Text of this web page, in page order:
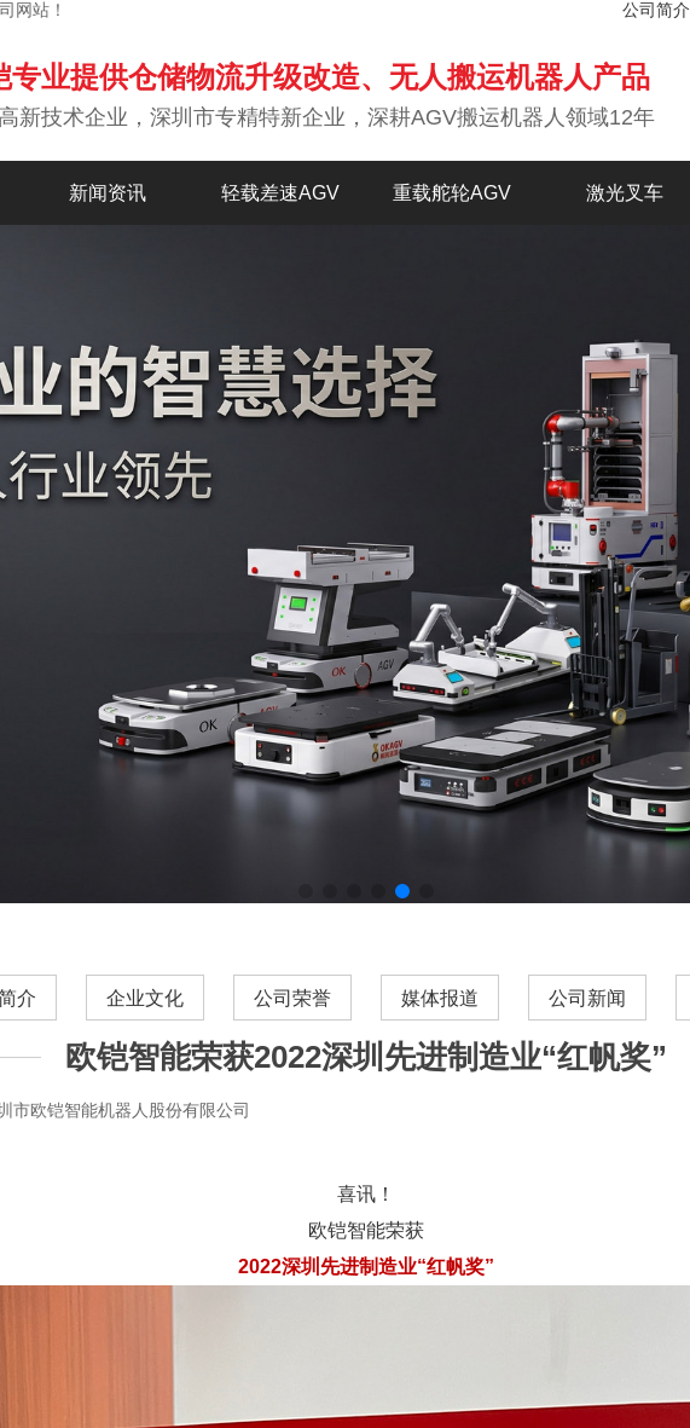
网站！ 公司简介
专业提供仓储物流升级改造、无人搬运机器人产品
新技术企业，深圳市专精特新企业，深耕AGV搬运机器人领域12年
新闻资讯 轻载差速AGV 重载舵轮AGV 激光叉车
介 企业文化 公司荣誉 媒体报道 公司新闻
欧铠智能荣获2022深圳先进制造业“红帆奖”
市欧铠智能机器人股份有限公司
喜讯！
欧铠智能荣获
2022深圳先进制造业“红帆奖”